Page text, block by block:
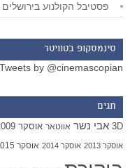
פסטיבל הקולנוע בירושלים 2026: שמונה או תשע המלצות
סינמסקופ בטוויטר
Tweets by @cinemascopian
תגים
3D אבי נשר אווטאר אוסקר 2009
אוסקר 2013 אוסקר 2014 אוסקר 2015